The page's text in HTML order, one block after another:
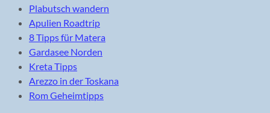
Plabutsch wandern
Apulien Roadtrip
8 Tipps für Matera
Gardasee Norden
Kreta Tipps
Arezzo in der Toskana
Rom Geheimtipps